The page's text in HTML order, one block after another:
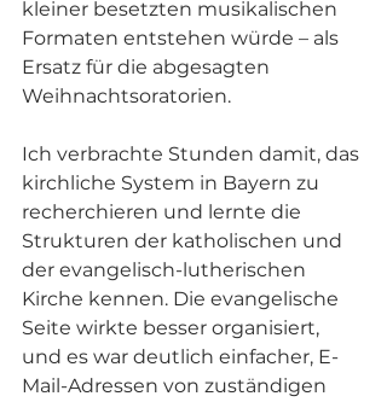
kleiner besetzten musikalischen
Formaten entstehen würde – als
Ersatz für die abgesagten
Weihnachtsoratorien.
Ich verbrachte Stunden damit, das
kirchliche System in Bayern zu
recherchieren und lernte die
Strukturen der katholischen und
der evangelisch-lutherischen
Kirche kennen. Die evangelische
Seite wirkte besser organisiert,
und es war deutlich einfacher, E-
Mail-Adressen von zuständigen